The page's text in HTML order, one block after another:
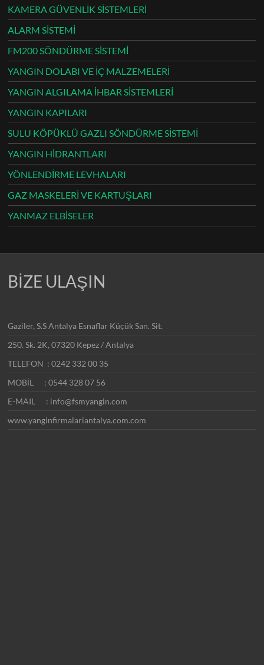
KAMERA GÜVENLİK SİSTEMLERİ
ALARM SİSTEMİ
FM200 SÖNDÜRME SİSTEMİ
YANGIN DOLABI VE İÇ MALZEMELERİ
YANGIN ALGILAMA İHBAR SİSTEMLERİ
YANGIN KAPILARI
SULU KÖPÜKLÜ GAZLI SÖNDÜRME SİSTEMİ
YANGIN HİDRANTLARI
YÖNLENDİRME LEVHALARI
GAZ MASKELERİ VE KARTUŞLARI
YANMAZ ELBİSELER
BİZE ULAŞIN
Gaziler, S.S Antalya Esnaflar Küçük San. Sit.
250. Sk. 2K, 07320 Kepez / Antalya
TELEFON : 0242 332 00 35
MOBİL : 0544 328 07 56
E-MAIL : info@fsmyangin.com
www.yanginfirmalariantalya.com.com